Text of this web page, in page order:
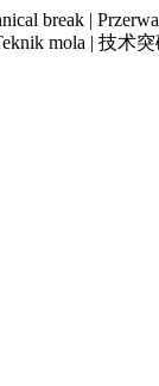
break |
mola | 技术突